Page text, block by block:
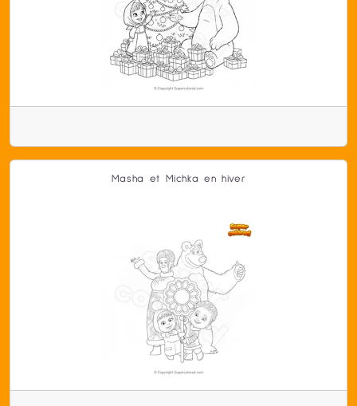
Masha et Michka en hiver